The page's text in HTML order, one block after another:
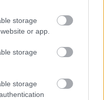
storage
or app.
storage
storage
Mazdutide την